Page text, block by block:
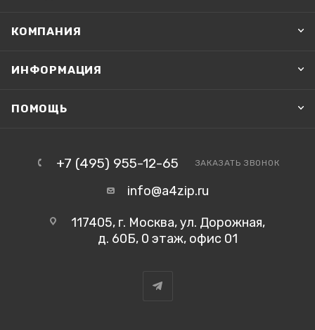
КОМПАНИЯ
ИНФОРМАЦИЯ
ПОМОЩЬ
+7 (495) 955-12-65 ЗАКАЗАТЬ ЗВОНОК
info@a4zip.ru
117405, г. Москва, ул. Дорожная,
д. 60Б, 0 этаж, офис 01